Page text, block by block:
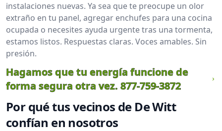
instalaciones nuevas. Ya sea que te preocupe un olor
extraño en tu panel, agregar enchufes para una cocina
ocupada o necesites ayuda urgente tras una tormenta,
estamos listos. Respuestas claras. Voces amables. Sin
presión.
Hagamos que tu energía funcione de
forma segura otra vez. 877-759-3872
Por qué tus vecinos de De Witt
confían en nosotros